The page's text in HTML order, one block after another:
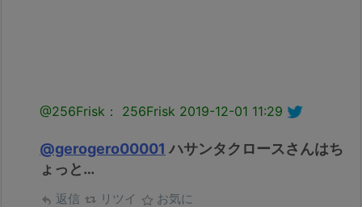
@256Frisk： 256Frisk 2019-12-01 11:29
@gerogero00001 ハサンタクロースさんはち
ょっと…
返信 リツイ お気に